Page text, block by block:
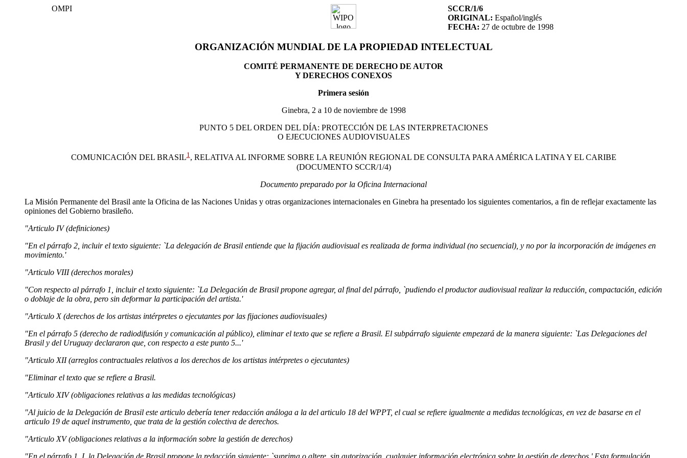
OMPI
SCCR/1/6
ORIGINAL: Español/inglés
FECHA: 27 de octubre de 1998
ORGANIZACIÓN MUNDIAL DE LA PROPIEDAD INTELECTUAL
COMITÉ PERMANENTE DE DERECHO DE AUTOR
Y DERECHOS CONEXOS
Primera sesión
Ginebra, 2 a 10 de noviembre de 1998
PUNTO 5 DEL ORDEN DEL DÍA: PROTECCIÓN DE LAS INTERPRETACIONES
O EJECUCIONES AUDIOVISUALES
COMUNICACIÓN DEL BRASIL1, RELATIVA AL INFORME SOBRE LA REUNIÓN REGIONAL DE CONSULTA PARA AMÉRICA LATINA Y EL CARIBE
(DOCUMENTO SCCR/1/4)
Documento preparado por la Oficina Internacional
La Misión Permanente del Brasil ante la Oficina de las Naciones Unidas y otras organizaciones internacionales en Ginebra ha presentado los siguientes comentarios, a fin de reflejar exactamente las
opiniones del Gobierno brasileño.
"Articulo IV (definiciones)
"En el párrafo 2, incluir el texto siguiente: `La delegación de Brasil entiende que la fijación audiovisual es realizada de forma individual (no secuencial), y no por la incorporación de imágenes en
movimiento.'
"Articulo VIII (derechos morales)
"Con respecto al párrafo 1, incluir el texto siguiente: `La Delegación de Brasil propone agregar, al final del párrafo, `pudiendo el productor audiovisual realizar la reducción, compactación, edición
o doblaje de la obra, pero sin deformar la participación del artista.'
"Articulo X (derechos de los artistas intérpretes o ejecutantes por las fijaciones audiovisuales)
"En el párrafo 5 (derecho de radiodifusión y comunicación al público), eliminar el texto que se refiere a Brasil. El subpárrafo siguiente empezará de la manera siguiente: `Las Delegaciones del
Brasil y del Uruguay declararon que, con respecto a este punto 5...'
"Articulo XII (arreglos contractuales relativos a los derechos de los artistas intérpretes o ejecutantes)
"Eliminar el texto que se refiere a Brasil.
"Articulo XIV (obligaciones relativas a las medidas tecnológicas)
"Al juicio de la Delegación de Brasil este articulo debería tener redacción análoga a la del articulo 18 del WPPT, el cual se refiere igualmente a medidas tecnológicas, en vez de basarse en el
articulo 19 de aquel instrumento, que trata de la gestión colectiva de derechos.
"Articulo XV (obligaciones relativas a la información sobre la gestión de derechos)
"En el párrafo 1, I, la Delegación de Brasil propone la redacción siguiente: `suprima o altere, sin autorización, cualquier información electrónica sobre la gestión de derechos.' Esta formulación